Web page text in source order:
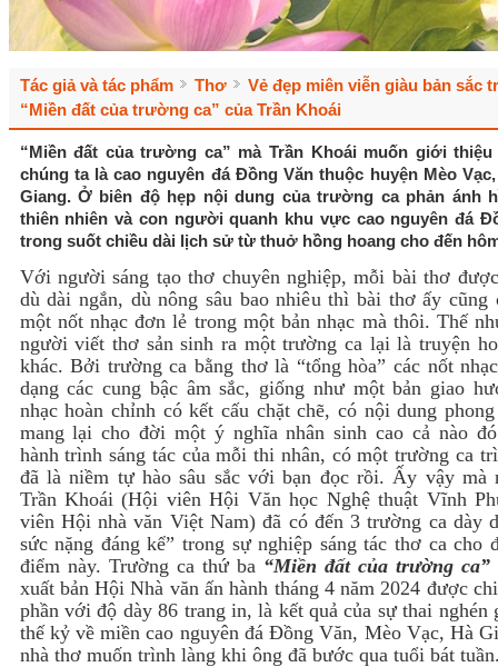
Tác giả và tác phẩm Thơ
Vẻ đẹp miên viễn giàu bản sắc
“Miền đất của trường ca” của Trần Khoái
“Miền đất của trường ca” mà Trần Khoái muốn giới
chúng ta là cao nguyên đá Đồng Văn thuộc huyện Mèo
Giang. Ở biên độ hẹp nội dung của trường ca phản ánh
thiên nhiên và con người quanh khu vực cao nguyên đá
trong suốt chiều dài lịch sử từ thuở hồng hoang cho đến
Với người sáng tạo thơ chuyên nghiệp, mỗi bài thơ
dù dài ngắn, dù nông sâu bao nhiêu thì bài thơ ấy cũng
một nốt nhạc đơn lẻ trong một bản nhạc mà thôi. Thế
người viết thơ sản sinh ra một trường ca lại là truyện
khác. Bởi trường ca bằng thơ là “tổng hòa” các nốt
dạng các cung bậc âm sắc, giống như một bản giao
nhạc hoàn chỉnh có kết cấu chặt chẽ, có nội dung
mang lại cho đời một ý nghĩa nhân sinh cao cả nào
hành trình sáng tác của mỗi thi nhân, có một trường ca
đã là niềm tự hào sâu sắc với bạn đọc rồi. Ấy vậy mà
Trần Khoái (Hội viên Hội Văn học Nghệ thuật Vĩnh
viên Hội nhà văn Việt Nam) đã có đến 3 trường ca dày
sức nặng đáng kể” trong sự nghiệp sáng tác thơ ca cho
điểm này. Trường ca thứ ba “Miền đất của trường ca”
xuất bản Hội Nhà văn ấn hành tháng 4 năm 2024 được
phần với độ dày 86 trang in, là kết quả của sự thai nghén
thế kỷ về miền cao nguyên đá Đồng Văn, Mèo Vạc, Hà
nhà thơ muốn trình làng khi ông đã bước qua tuổi bát